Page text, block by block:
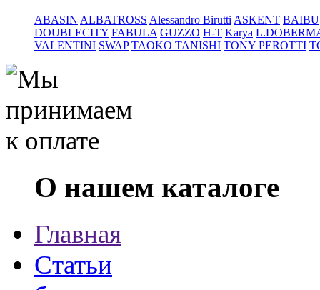
ABASIN ALBATROSS Alessandro Birutti ASKENT BAIBU
DOUBLECITY FABULA GUZZO H-T Karya
VALENTINI SWAP TAOKO TANISHI TONY PEROTTI
О нашем каталоге
Главная
Статьи